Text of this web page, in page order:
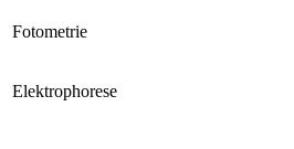
Fotometrie
Elektrophorese